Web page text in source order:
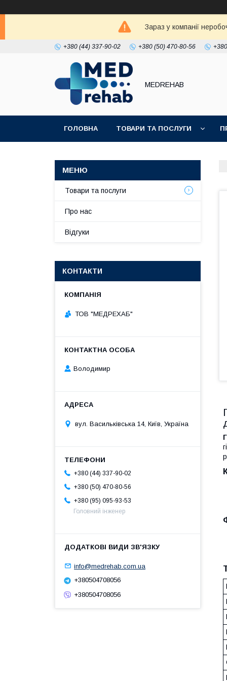
Зараз у компанії
+380 (44) 337-90-02 +380 (50) 470-80-56
MEDREHAB
ГОЛОВНА ТОВАРИ ТА ПОСЛУГИ
Товари та послуги
Про нас
Відгуки
КОНТАКТИ
ТОВ "МЕДРЕХАБ"
Володимир
вул. Васильківська 14, Київ, Україна
+380 (44) 337-90-02
+380 (50) 470-80-56
+380 (95) 095-93-53
Головний інженер
info@medrehab.com.ua
+380504708056
+380504708056